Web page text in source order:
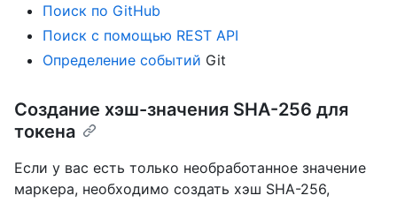
Поиск по GitHub
Поиск с помощью REST API
Определение событий Git
Создание хэш-значения SHA-256 для
токена
Если у вас есть только необработанное значение
маркера, необходимо создать хэш SHA-256,